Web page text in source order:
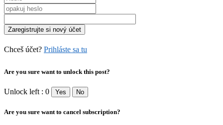
Chceš účet? Prihláste sa tu
Are you sure want to unlock this post?
Unlock left : 0 Yes No
Are you sure want to cancel subscription?